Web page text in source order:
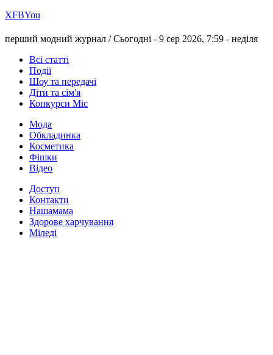
ХFBYou
перший модний журнал /Сьогодні - 9 сер 2026, 7:59 - неділя
Всі статті
Події
Шоу та передачі
Діти та сім'я
Конкурси Міс
Мода
Обкладинка
Косметика
Фішки
Відео
Доступ
Контакти
Нашамама
Здорове харчування
Міледі